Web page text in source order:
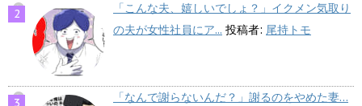
「こんな夫、嬉しいでしょ？」イクメン気取り
の夫が女性社員にア... 投稿者: 尾持トモ
「なんで謝らないんだ？」謝るのをやめた妻…